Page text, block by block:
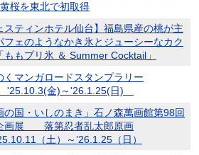
桜を東北で初取得
スティンホテル仙台】福島県産の桃が主
フェのようなかき氷とジューシーなカク
ももプリ氷 ＆ Summer Cocktail」
くマンガロードスタンプラリー
'25.10.3(金)～'26.1.25(日)
の国・いしのまき」石ノ森萬画館第98回
画展 落第忍者乱太郎原画
（土）～’26.1.25（日）